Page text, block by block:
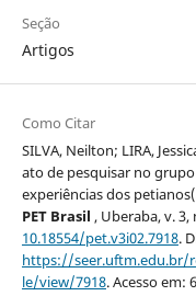
Seção
Artigos
Como Citar
SILVA, Neilton; LIRA,
ato de pesquisar no grupo
experiências dos
PET Brasil , Uberaba, v. 3,
10.18554/pet.v3i02.7918.
https://seer.uftm.edu.br/
le/view/7918. Acesso em: